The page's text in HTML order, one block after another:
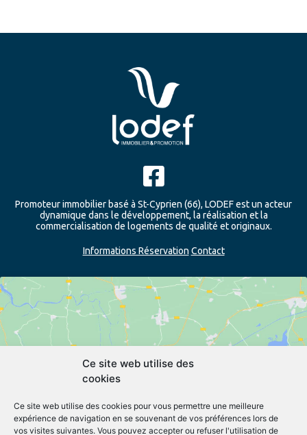
Ce site web utilise des
cookies
Ce site web utilise des cookies pour vous permettre une meilleure
expérience de navigation en se souvenant de vos préférences lors de
vos visites suivantes. Vous pouvez accepter ou refuser l'utilisation de
Promoteur immobilier basé à St-Cyprien (66), LODEF est un acteur
dynamique dans le développement, la réalisation et la
commercialisation de logements de qualité et originaux.
Informations Réservation Contact
Cliquez pour accepter les cookies